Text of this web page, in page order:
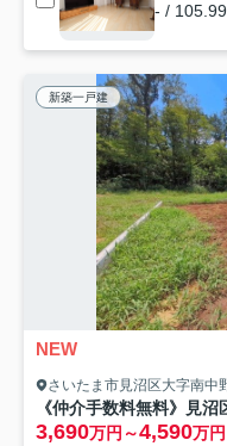
- /
新築一戸建
NEW
さいたま市見沼区大字南中
3,690万円～4,590万円